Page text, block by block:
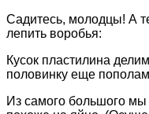
Садитесь, молодцы! А
лепить воробья:
Кусок пластилина
половинку еще
Из самого большого